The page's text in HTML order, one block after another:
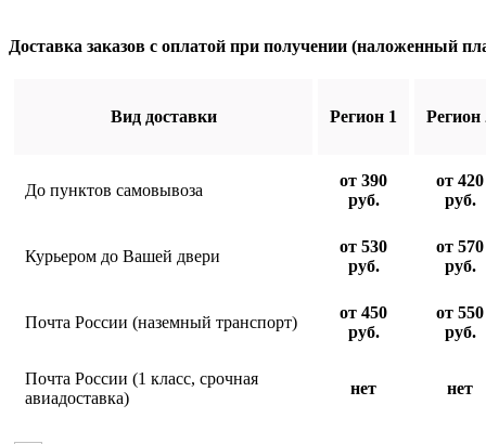
Доставка заказов с оплатой при получении (наложенный
Вид доставки Регион 1 Регион
До пунктов самовывоза
от 390
руб.
от 420
руб.
Курьером до Вашей двери
от 530
руб.
от 570
руб.
Почта России (наземный транспорт)
от 450
руб.
от 550
руб.
Почта России (1 класс, срочная
авиадоставка)
нет нет